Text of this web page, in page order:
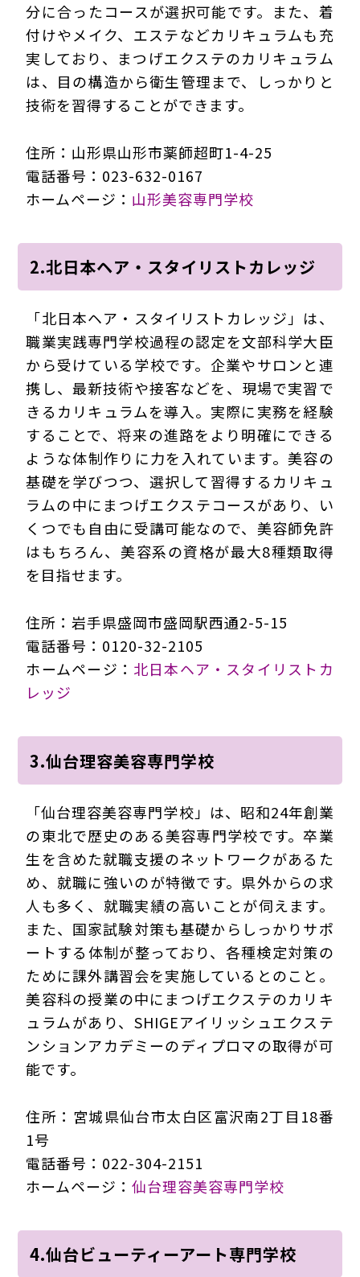
分に合ったコースが選択可能です。また、着
付けやメイク、エステなどカリキュラムも充
実しており、まつげエクステのカリキュラム
は、目の構造から衛生管理まで、しっかりと
技術を習得することができます。
住所：山形県山形市薬師超町1-4-25
電話番号：023-632-0167
ホームページ： 山形美容専門学校
2.北日本ヘア・スタイリストカレッジ
「北日本ヘア・スタイリストカレッジ」は、
職業実践専門学校過程の認定を文部科学大臣
から受けている学校です。企業やサロンと連
携し、最新技術や接客などを、現場で実習で
きるカリキュラムを導入。実際に実務を経験
することで、将来の進路をより明確にできる
ような体制作りに力を入れています。美容の
基礎を学びつつ、選択して習得するカリキュ
ラムの中にまつげエクステコースがあり、い
くつでも自由に受講可能なので、美容師免許
はもちろん、美容系の資格が最大8種類取得
を目指せます。
住所：岩手県盛岡市盛岡駅西通2-5-15
電話番号：0120-32-2105
ホームページ： 北日本ヘア・スタイリストカ
レッジ
3.仙台理容美容専門学校
「仙台理容美容専門学校」は、昭和24年創業
の東北で歴史のある美容専門学校です。卒業
生を含めた就職支援のネットワークがあるた
め、就職に強いのが特徴です。県外からの求
人も多く、就職実績の高いことが伺えます。
また、国家試験対策も基礎からしっかりサポ
ートする体制が整っており、各種検定対策の
ために課外講習会を実施しているとのこと。
美容科の授業の中にまつげエクステのカリキ
ュラムがあり、SHIGEアイリッシュエクステ
ンションアカデミーのディプロマの取得が可
能です。
住所：宮城県仙台市太白区富沢南2丁目18番
1号
電話番号：022-304-2151
ホームページ：仙台理容美容専門学校
4.仙台ビューティーアート専門学校